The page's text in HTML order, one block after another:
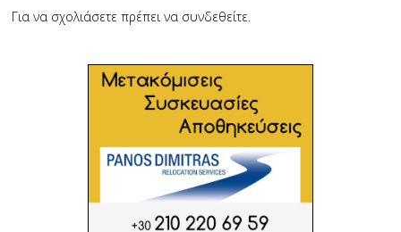
Για να σχολιάσετε πρέπει να συνδεθείτε.